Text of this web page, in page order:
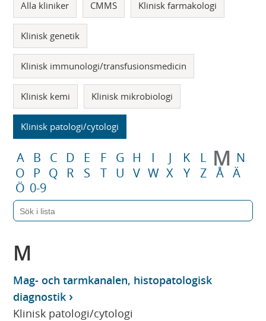
Alla kliniker CMMS Klinisk farmakologi
Klinisk genetik
Klinisk immunologi/transfusionsmedicin
Klinisk kemi Klinisk mikrobiologi
Klinisk patologi/cytologi
A B C D E F G H I J K L M N
O
P Q R S T U V W X Y Z Å Ä
Ö 0-9
M
Mag- och tarmkanalen, histopatologisk
diagnostik
Klinisk patologi/cytologi